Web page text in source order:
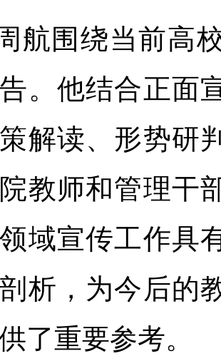
航围绕当前高
。他结合正面
解读、形势研
教师和管理干
域宣传工作具
析，为今后的
了重要参考。